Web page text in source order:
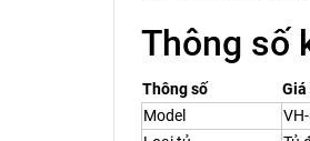
Thông số
Thông số
Giá
Model